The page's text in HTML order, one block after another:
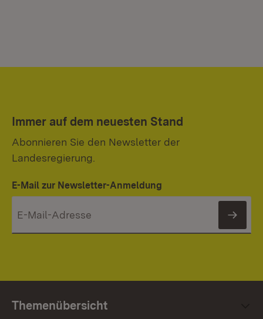
Immer auf dem neuesten Stand
Abonnieren Sie den Newsletter der
Landesregierung.
E-Mail zur Newsletter-Anmeldung
Themenübersicht